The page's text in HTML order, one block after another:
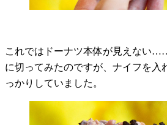
これではドーナツ本体が見えない
に切ってみたのですが、ナイフを入
っかりしていました。